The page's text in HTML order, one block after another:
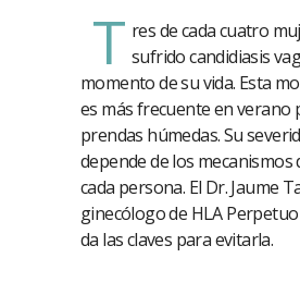
T res de cada cuatro
sufrido candidiasis
momento de su vida. Esta
es más frecuente en verano
prendas húmedas. Su
depende de los mecanismos
cada persona. El Dr. Jaume
ginecólogo de HLA
da las claves para evitarla.